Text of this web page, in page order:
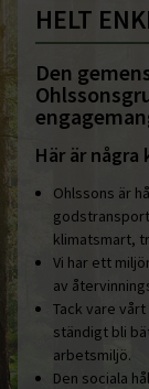
HELT
Den
Här är
Ohlssons är
klimatsmart,
Vi har ett
av
Tack vare
ständigt bli
arbetsmiljö.
Den sociala